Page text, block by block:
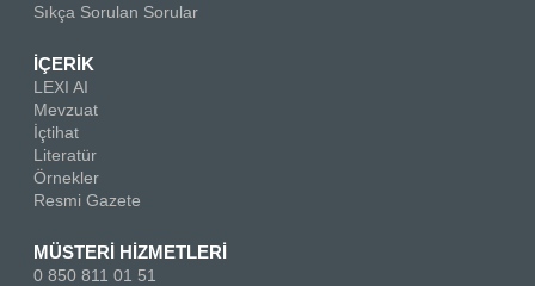
Sıkça Sorulan Sorular
İÇERİK
LEXI AI
Mevzuat
İçtihat
Literatür
Örnekler
Resmi Gazete
MÜSTERİ HİZMETLERİ
0 850 811 01 51